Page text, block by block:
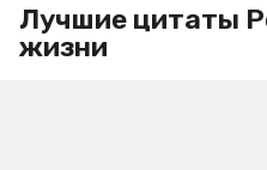
Лучшие цитаты
жизни